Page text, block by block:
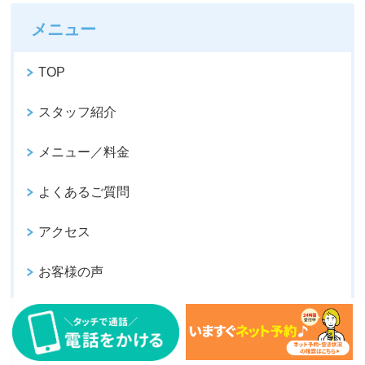
メニュー
TOP
スタッフ紹介
メニュー／料金
よくあるご質問
アクセス
お客様の声
ご予約／お問い合わせ
サイトマップ